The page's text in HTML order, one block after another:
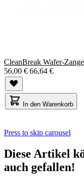
CleanBreak Wafer-
56,00 € 66,64 €
In den Warenkorb
Press to skip carousel
Diese Artikel
auch gefallen!